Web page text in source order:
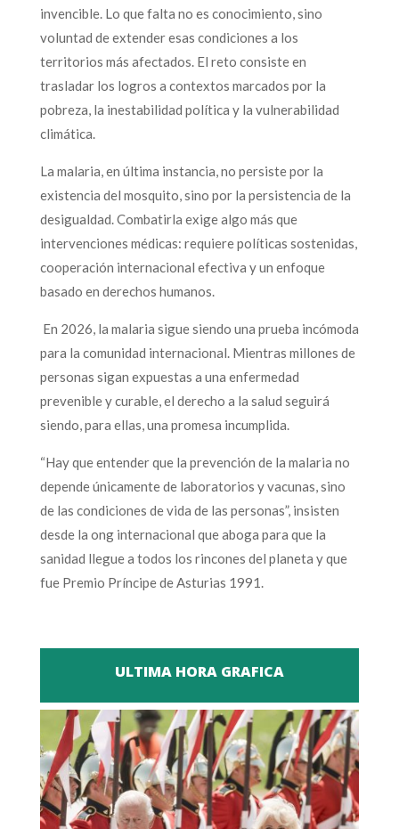
invencible. Lo que falta no es conocimiento, sino
voluntad de extender esas condiciones a los
territorios más afectados. El reto consiste en
trasladar los logros a contextos marcados por la
pobreza, la inestabilidad política y la vulnerabilidad
climática.
La malaria, en última instancia, no persiste por la
existencia del mosquito, sino por la persistencia de la
desigualdad. Combatirla exige algo más que
intervenciones médicas: requiere políticas sostenidas,
cooperación internacional efectiva y un enfoque
basado en derechos humanos.
En 2026, la malaria sigue siendo una prueba incómoda
para la comunidad internacional. Mientras millones de
personas sigan expuestas a una enfermedad
prevenible y curable, el derecho a la salud seguirá
siendo, para ellas, una promesa incumplida.
“Hay que entender que la prevención de la malaria no
depende únicamente de laboratorios y vacunas, sino
de las condiciones de vida de las personas”, insisten
desde la ong internacional que aboga para que la
sanidad llegue a todos los rincones del planeta y que
fue Premio Príncipe de Asturias 1991.
ULTIMA HORA GRAFICA